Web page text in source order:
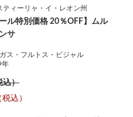
ティーリャ・イ・レオン州
ル特別価格 20％OFF】ムル
サ
ス・フルトス・ビジャル
年
込）
税込）